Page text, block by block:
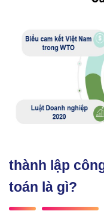
thành lập
toán là gì?